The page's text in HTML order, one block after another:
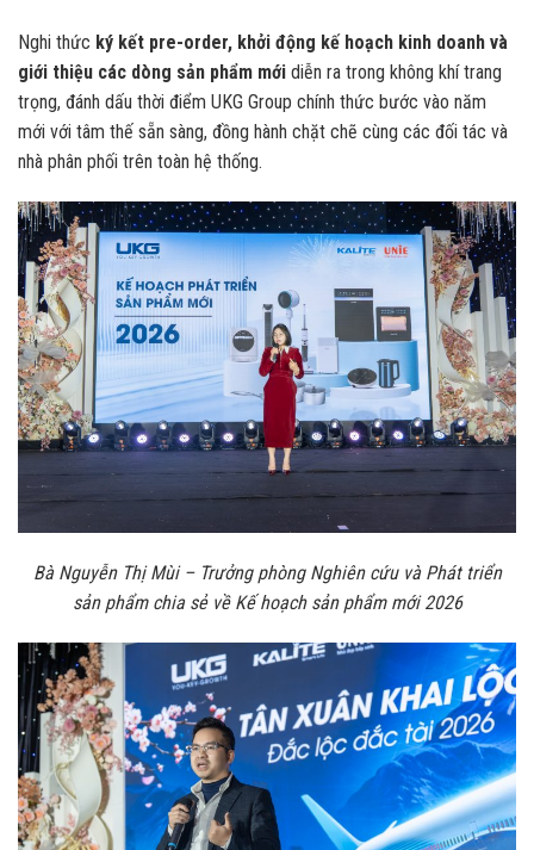
Nghi thức ký kết pre-order, khởi động kế hoạch kinh doanh và
giới thiệu các dòng sản phẩm mới diễn ra trong không khí trang
trọng, đánh dấu thời điểm UKG Group chính thức bước vào năm
mới với tâm thế sẵn sàng, đồng hành chặt chẽ cùng các đối tác và
nhà phân phối trên toàn hệ thống.
Bà Nguyễn Thị Mùi – Trưởng phòng Nghiên cứu và Phát triển
sản phẩm chia sẻ về Kế hoạch sản phẩm mới 2026